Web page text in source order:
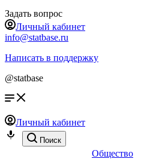
Задать вопрос
Личный кабинет
info@statbase.ru
Написать в поддержку
@statbase
Личный кабинет
Поиск
Общество